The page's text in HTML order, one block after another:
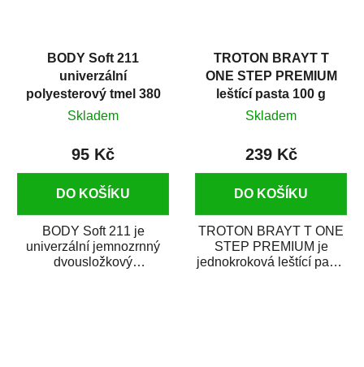
BODY Soft 211
univerzální
polyesterový tmel 380
g
Skladem
95 Kč
DO KOŠÍKU
BODY Soft 211 je
univerzální jemnozrnný
dvousložkový
TROTON BRAYT T
ONE STEP PREMIUM
leštící pasta 100 g
Skladem
239 Kč
DO KOŠÍKU
TROTON BRAYT T ONE
STEP PREMIUM je
jednokroková leštící pasta